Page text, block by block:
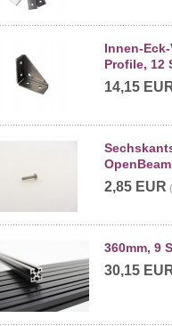
Innen-
Profile, 12
14,15
2,85 EUR
360mm, 9
30,15